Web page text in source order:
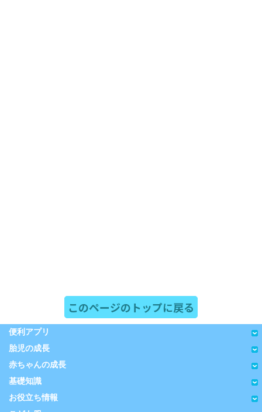
このページのトップに戻る
便利アプリ
胎児の成長
赤ちゃんの成長
基礎知識
お役立ち情報